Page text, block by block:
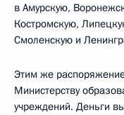
в Амурскую,
Костромскую,
Смоленскую и
Этим же
Министерству
учреждений. Деньги